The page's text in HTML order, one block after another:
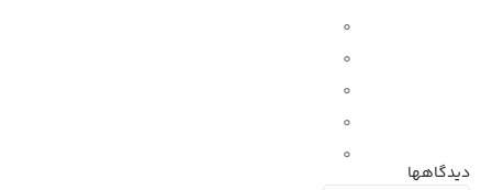
0
0
0
0
0
دیدگاهها